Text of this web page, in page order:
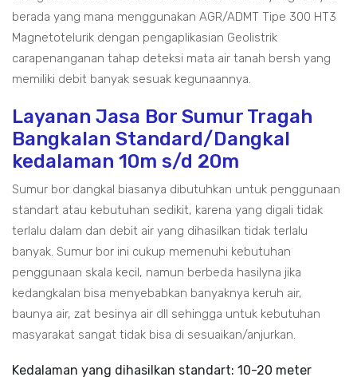
berada yang mana menggunakan AGR/ADMT Tipe 300 HT3
Magnetotelurik dengan pengaplikasian Geolistrik
carapenanganan tahap deteksi mata air tanah bersh yang
memiliki debit banyak sesuak kegunaannya.
Layanan Jasa Bor Sumur Tragah
Bangkalan Standard/Dangkal
kedalaman 10m s/d 20m
Sumur bor dangkal biasanya dibutuhkan untuk penggunaan
standart atau kebutuhan sedikit, karena yang digali tidak
terlalu dalam dan debit air yang dihasilkan tidak terlalu
banyak. Sumur bor ini cukup memenuhi kebutuhan
penggunaan skala kecil, namun berbeda hasilyna jika
kedangkalan bisa menyebabkan banyaknya keruh air,
baunya air, zat besinya air dll sehingga untuk kebutuhan
masyarakat sangat tidak bisa di sesuaikan/anjurkan.
Kedalaman yang dihasilkan standart: 10-20 meter